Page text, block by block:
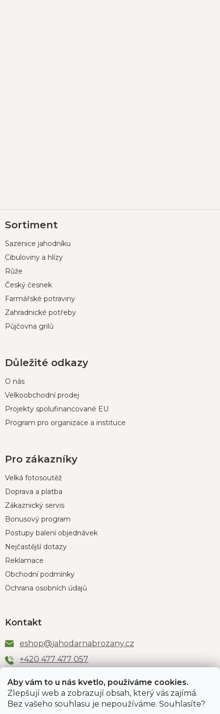
Aby vám to u nás kvetlo, používáme cookies.
Zlepšují web a zobrazují obsah, který vás zajímá.
Bez vašeho souhlasu je nepoužíváme. Souhlasíte?
á
a
Sortiment
Sazenice jahodníku
Cibuloviny a hlízy
Růže
Český česnek
Farmářské potraviny
Zahradnické potřeby
Půjčovna grilů
Důležité odkazy
O nás
Velkoobchodní prodej
Projekty spolufinancované EU
Program pro organizace a instituce
Pro zákazníky
Velká fotosoutěž
Doprava a platba
Zákaznický servis
Bonusový program
Postupy balení objednávek
Nejčastější dotazy
Reklamace
Obchodní podmínky
Ochrana osobních údajů
Kontakt
eshop@jahodarnabrozany.cz
+420 477 477 057
Odběr newsletteru